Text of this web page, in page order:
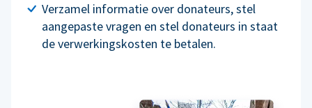
Verzamel informatie over donateurs, stel
aangepaste vragen en stel donateurs in staat
de verwerkingskosten te betalen.